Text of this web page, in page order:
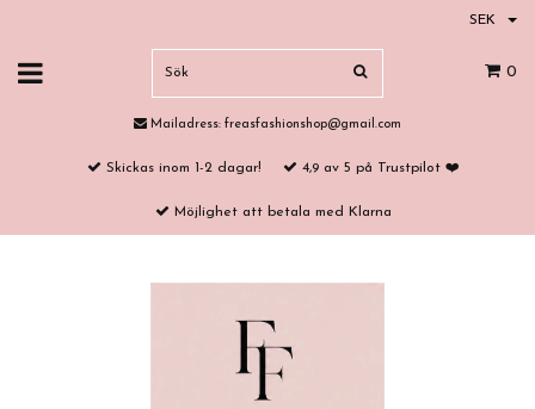
SEK
0
Mailadress: freasfashionshop@gmail.com
Skickas inom 1-2 dagar! 4,9 av 5 på Trustpilot ❤️
Möjlighet att betala med Klarna